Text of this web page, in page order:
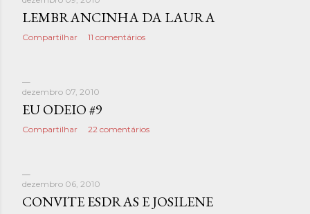
LEMBRANCINHA DA LAURA
Compartilhar 11 comentários
dezembro 07, 2010
EU ODEIO #9
Compartilhar 22 comentários
dezembro 06, 2010
CONVITE ESDRAS E JOSILENE